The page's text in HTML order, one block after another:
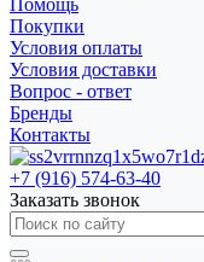
Помощь
Покупки
Условия оплаты
Условия доставки
Вопрос - ответ
Бренды
Контакты
+7 (916) 574-63-40
Заказать звонок